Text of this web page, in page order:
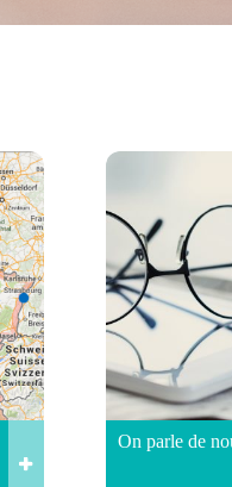
On parle de